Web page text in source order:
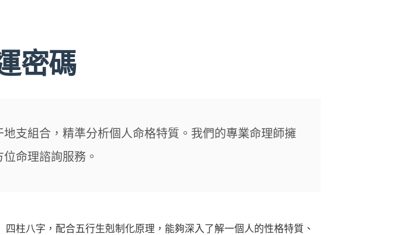
密碼
支組合，精準分析個人命格特質。我們的專業命理師擁
命理諮詢服務。
柱八字，配合五行生剋制化原理，能夠深入了解一個人的性格特質、